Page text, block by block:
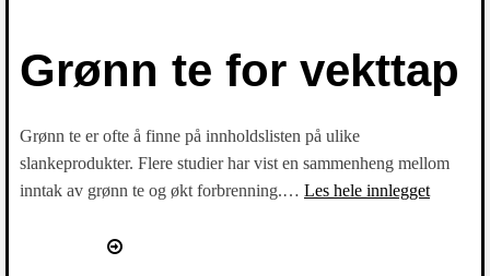
Grønn te for vekttap
Grønn te er ofte å finne på innholdslisten på ulike
slankeprodukter. Flere studier har vist en sammenheng mellom
inntak av grønn te og økt forbrenning.… Les hele innlegget